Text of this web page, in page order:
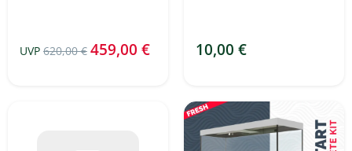
UVP 620,00 € 459,00 € 10,00 €